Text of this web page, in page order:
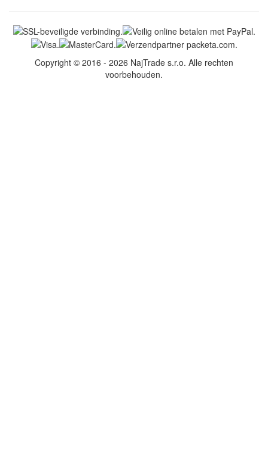
Copyright © 2016 - 2026 NajTrade s.r.o. Alle rechten
voorbehouden.